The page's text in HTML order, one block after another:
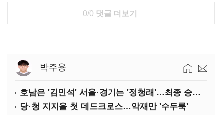
0/0 댓글 더보기
박주용
호남은 '김민석' 서울·경기는 '정청래'…최종 승자는 '안갯속'
당·청 지지율 첫 데드크로스…악재만 '수두룩'